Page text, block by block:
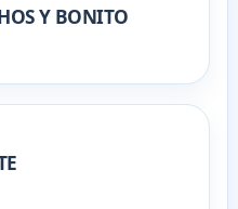
Y BONITO